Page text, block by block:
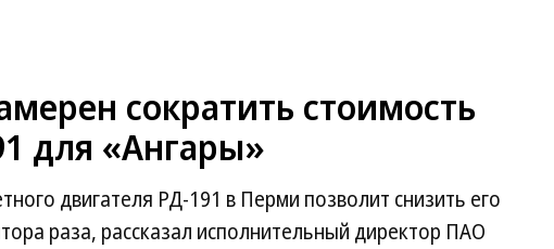
сократить стоимость
для «Ангары»
двигателя РД-191 в Перми позволит снизить его
раза, рассказал исполнительный директор ПАО